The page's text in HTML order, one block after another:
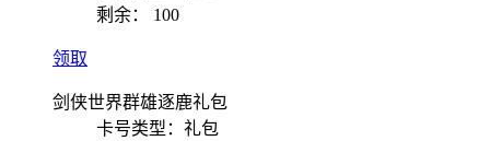
剩余：
100
领取
剑侠世界群雄逐鹿礼包
卡号类型：礼包